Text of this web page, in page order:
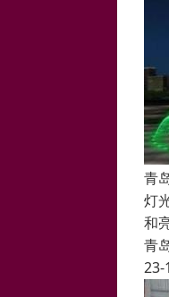
青
灯
和
青
23-